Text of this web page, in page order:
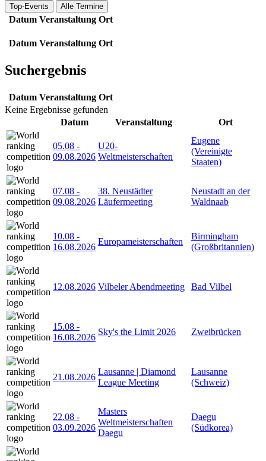
Top-Events
Alle Termine
Datum Veranstaltung Ort
Datum Veranstaltung Ort
Suchergebnis
Datum Veranstaltung Ort
Keine Ergebnisse gefunden
Datum
Veranstaltung Ort
05.08 -
09.08.2026
U20-
Weltmeisterschaften
Eugene
(Vereinigte
Staaten)
07.08 -
09.08.2026
38. Neustädter
Läufermeeting
Neustadt an der
Waldnaab
10.08 -
16.08.2026
Europameisterschaften
Birmingham
(Großbritannien)
12.08.2026 Vilbeler Abendmeeting Bad Vilbel
15.08 -
16.08.2026
Sky's the Limit 2026 Zweibrücken
21.08.2026
Lausanne | Diamond
League Meeting
Lausanne
(Schweiz)
22.08 -
03.09.2026
Masters
Weltmeisterschaften
Daegu
Daegu
(Südkorea)